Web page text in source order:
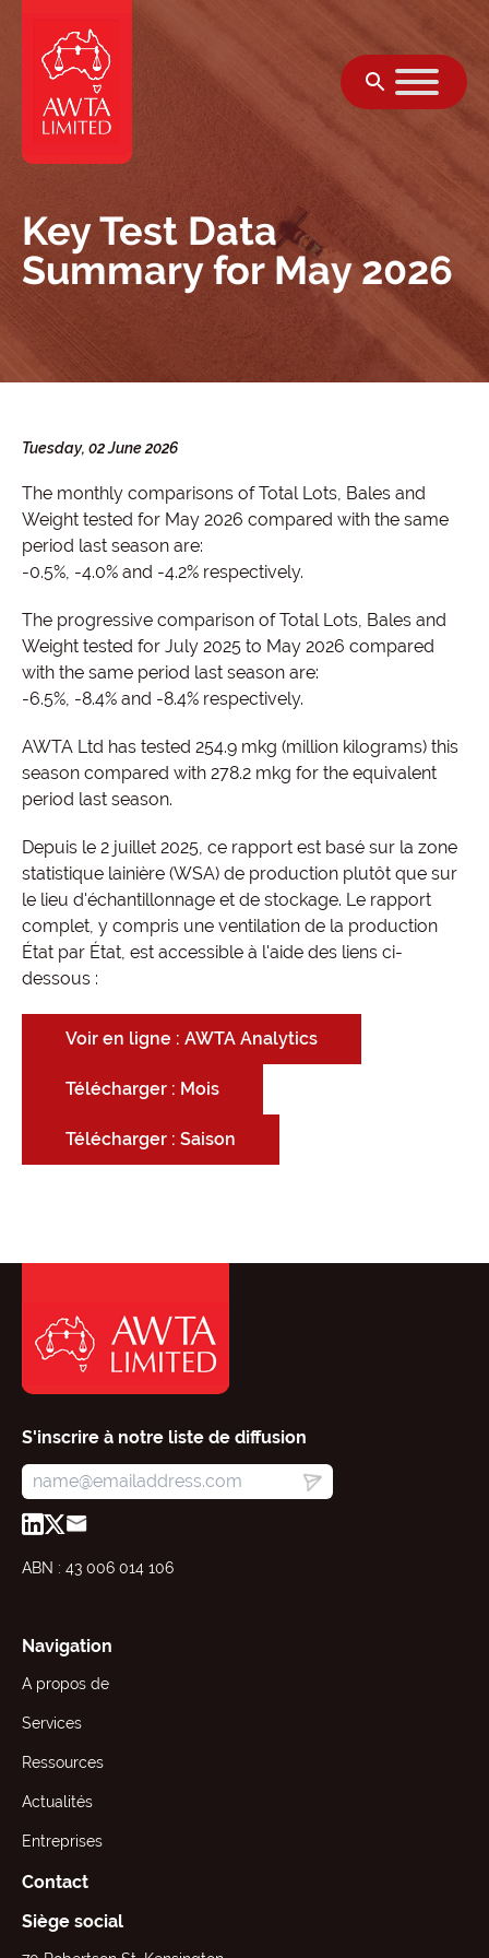
Key Test Data
Summary for May 2026
Tuesday, 02 June 2026
The monthly comparisons of Total Lots, Bales and
Weight tested for May 2026 compared with the same
period last season are:
-0.5%, -4.0% and -4.2% respectively.
The progressive comparison of Total Lots, Bales and
Weight tested for July 2025 to May 2026 compared
with the same period last season are:
-6.5%, -8.4% and -8.4% respectively.
AWTA Ltd has tested 254.9 mkg (million kilograms) this
season compared with 278.2 mkg for the equivalent
period last season.
Depuis le 2 juillet 2025, ce rapport est basé sur la zone
statistique lainière (WSA) de production plutôt que sur
le lieu d'échantillonnage et de stockage. Le rapport
complet, y compris une ventilation de la production
État par État, est accessible à l'aide des liens ci-
dessous :
Voir en ligne : AWTA Analytics
Télécharger : Mois
Télécharger : Saison
S'inscrire à notre liste de diffusion
ABN : 43 006 014 106
Navigation
A propos de
Services
Ressources
Actualités
Entreprises
Contact
Siège social